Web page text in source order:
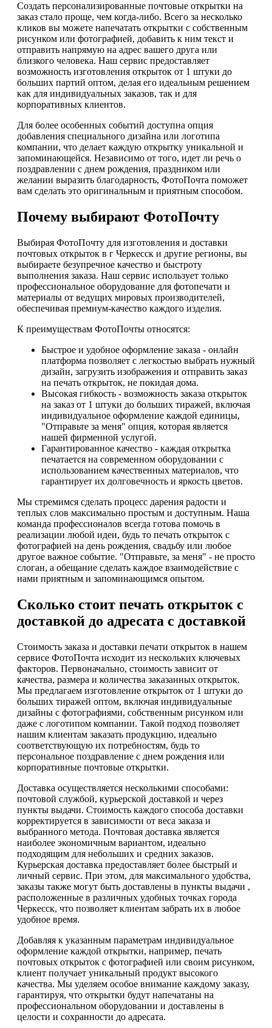
Создать персонализированные почтовые открытки на
заказ стало проще, чем когда-либо. Всего за несколько
кликов вы можете напечатать открытки с собственным
рисунком или фотографией, добавить к ним текст и
отправить напрямую на адрес вашего друга или
близкого человека. Наш сервис предоставляет
возможность изготовления открыток от 1 штуки до
больших партий оптом, делая его идеальным решением
как для индивидуальных заказов, так и для
корпоративных клиентов.
Для более особенных событий доступна опция
добавления специального дизайна или логотипа
компании, что делает каждую открытку уникальной и
запоминающейся. Независимо от того, идет ли речь о
поздравлении с днем рождения, праздником или
желании выразить благодарность, ФотоПочта поможет
вам сделать это оригинальным и приятным способом.
Почему выбирают ФотоПочту
Выбирая ФотоПочту для изготовления и доставки
почтовых открыток в г Черкесск и другие регионы, вы
выбираете безупречное качество и быстроту
выполнения заказа. Наш сервис использует только
профессиональное оборудование для фотопечати и
материалы от ведущих мировых производителей,
обеспечивая премиум-качество каждого изделия.
К преимуществам ФотоПочты относятся:
Быстрое и удобное оформление заказа - онлайн
платформа позволяет с легкостью выбрать нужный
дизайн, загрузить изображения и отправить заказ
на печать открыток, не покидая дома.
Высокая гибкость - возможность заказа открыток
на заказ от 1 штуки до больших тиражей, включая
индивидуальное оформление каждой единицы,
"Отправьте за меня" опция, которая является
нашей фирменной услугой.
Гарантированное качество - каждая открытка
печатается на современном оборудовании с
использованием качественных материалов, что
гарантирует их долговечность и яркость цветов.
Мы стремимся сделать процесс дарения радости и
теплых слов максимально простым и доступным. Наша
команда профессионалов всегда готова помочь в
реализации любой идеи, будь то печать открыток с
фотографией на день рождения, свадьбу или любое
другое важное событие. "Отправьте, за меня" - не просто
слоган, а обещание сделать каждое взаимодействие с
нами приятным и запоминающимся опытом.
Сколько стоит печать открыток с
доставкой до адресата с доставкой
Стоимость заказа и доставки печати открыток в нашем
сервисе ФотоПочта исходит из нескольких ключевых
факторов. Первоначально, стоимость зависит от
качества, размера и количества заказанных открыток.
Мы предлагаем изготовление открыток от 1 штуки до
больших тиражей оптом, включая индивидуальные
дизайны с фотографиями, собственным рисунком или
даже с логотипом компании. Такой подход позволяет
нашим клиентам заказать продукцию, идеально
соответствующую их потребностям, будь то
персональное поздравление с днем рождения или
корпоративные почтовые открытки.
Доставка осуществляется несколькими способами:
почтовой службой, курьерской доставкой и через
пункты выдачи. Стоимость каждого способа доставки
корректируется в зависимости от веса заказа и
выбранного метода. Почтовая доставка является
наиболее экономичным вариантом, идеально
подходящим для небольших и средних заказов.
Курьерская доставка предоставляет более быстрый и
личный сервис. При этом, для максимального удобства,
заказы также могут быть доставлены в пункты выдачи ,
расположенные в различных удобных точках города
Черкесск, что позволяет клиентам забрать их в любое
удобное время.
Добавляя к указанным параметрам индивидуальное
оформление каждой открытки, например, печать
почтовых открыток с фотографией или своим рисунком,
клиент получает уникальный продукт высокого
качества. Мы уделяем особое внимание каждому заказу,
гарантируя, что открытки будут напечатаны на
профессиональном оборудовании и доставлены в
целости и сохранности до адресата.